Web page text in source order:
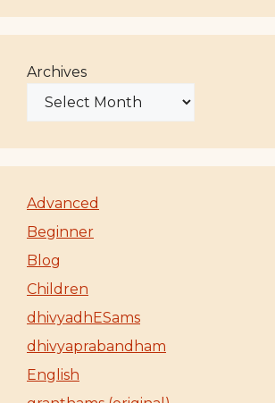
Archives
Advanced
Beginner
Blog
Children
dhivyadhESams
dhivyaprabandham
English